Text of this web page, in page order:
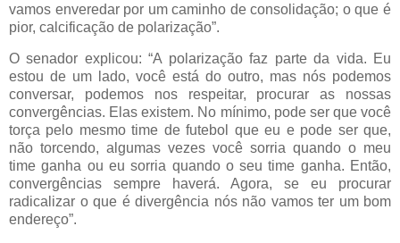
vamos enveredar por um caminho de consolidação; o que é
pior, calcificação de polarização”.
O senador explicou: “A polarização faz parte da vida. Eu
estou de um lado, você está do outro, mas nós podemos
conversar, podemos nos respeitar, procurar as nossas
convergências. Elas existem. No mínimo, pode ser que você
torça pelo mesmo time de futebol que eu e pode ser que,
não torcendo, algumas vezes você sorria quando o meu
time ganha ou eu sorria quando o seu time ganha. Então,
convergências sempre haverá. Agora, se eu procurar
radicalizar o que é divergência nós não vamos ter um bom
endereço”.